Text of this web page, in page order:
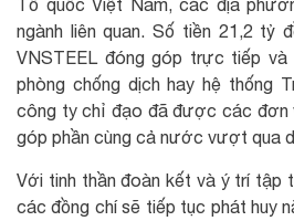
Tổ quốc Việt Nam, các địa
ngành liên quan. Số tiền 21,2 tỷ
VNSTEEL đóng góp trực tiếp
phòng chống dịch hay hệ thống
công ty chỉ đạo đã được các đơn
góp phần cùng cả nước vượt qua
Với tinh thần đoàn kết và ý trí tập
các đồng chí sẽ tiếp tục phát huy